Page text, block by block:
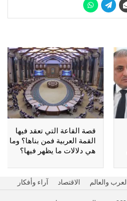
قصة القاعة التي تعقد فيها
القمة العربية فمن بناها؟ وما
هي دلالات ما يظهر فيها؟
والعالم الاقتصاد آراء وأفكار